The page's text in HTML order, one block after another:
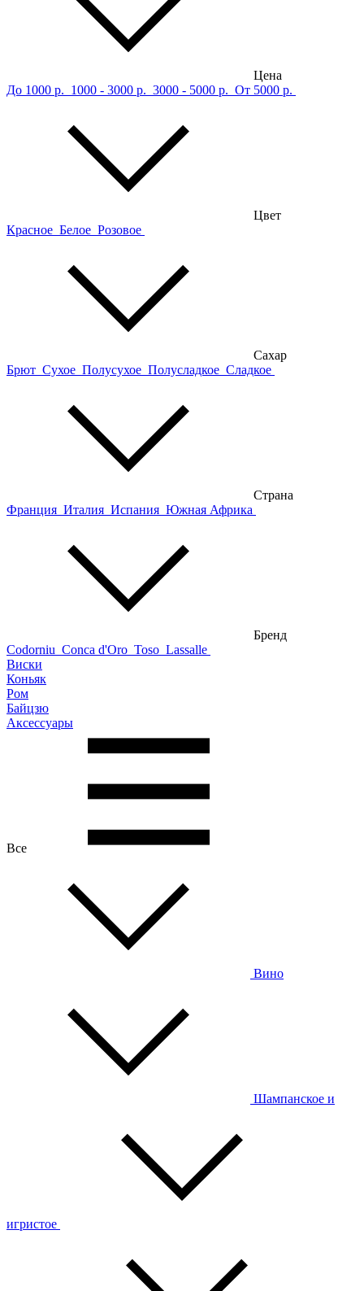
Цена
До 1000 р. 1000 - 3000 р. 3000 - 5000 р. От 5000 р.
Цвет
Красное Белое Розовое
Сахар
Брют Сухое Полусухое Полусладкое Сладкое
Страна
Франция Италия Испания Южная Африка
Бренд
Codorniu Conca d'Oro Toso Lassalle
Виски
Коньяк
Ром
Байцзю
Аксессуары
Все
Вино
Шампанское и
игристое